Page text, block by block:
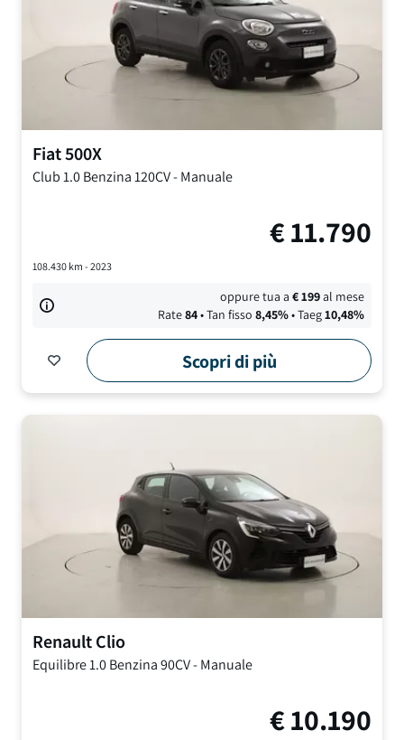
Fiat500X
Club1.0 Benzina 120CV-Manuale
€11.790
108.430km - 2023
oppure tua a€199al mese
Rate84• Tan fisso 8,45%• Taeg10,48%
Scopri di più
RenaultClio
Equilibre1.0 Benzina 90CV-Manuale
€10.190